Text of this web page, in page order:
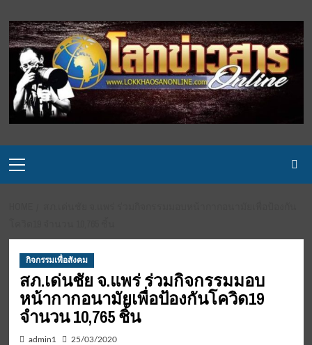
to
content
Menu
กิจกรรมเพื่อสังคม
สภ.เด่นชัย จ.แพร่ ร่วมกิจกรรมมอบ
หน้ากากอนามัยเพื่อป้องกันโควิด19
จำนวน 10,765 ชิ้น
admin1 25/03/2020